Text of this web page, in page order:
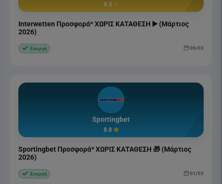
9.3
Interwetten Προσφορά* ΧΩΡΙΣ ΚΑΤΑΘΕΣΗ ▶️ (Μάρτιος
2026)
Ενεργή 06/03
Sportingbet
8.8
Sportingbet Προσφορά* ΧΩΡΙΣ ΚΑΤΑΘΕΣΗ 🎁 (Μάρτιος
2026)
Ενεργή 01/03